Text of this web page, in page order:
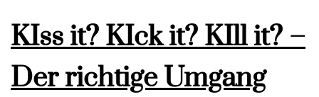
KIss it? KIck it? KIll it? –
Der richtige Umgang